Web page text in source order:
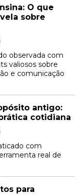
O que
sobre
observada com
valiosos sobre
e comunicação
antigo:
cotidiana
com
real de
para